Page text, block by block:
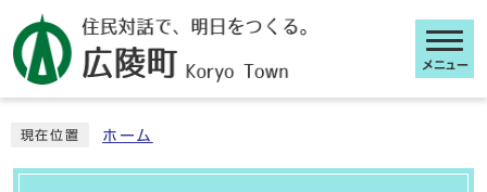
メニュー
現在位置 ホーム